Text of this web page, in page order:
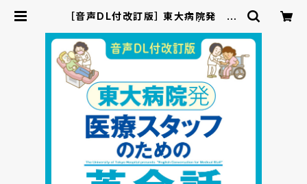
［音声DL付改訂版］ 東大病院発 医
版のオンラインストア